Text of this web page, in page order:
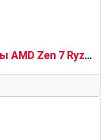
Похоже, процессоры AMD Zen 7 Ryzen будут последними, кто будет работать на материнских платах AM5